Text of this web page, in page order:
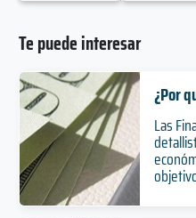
Te puede interesar
¿Por
Las